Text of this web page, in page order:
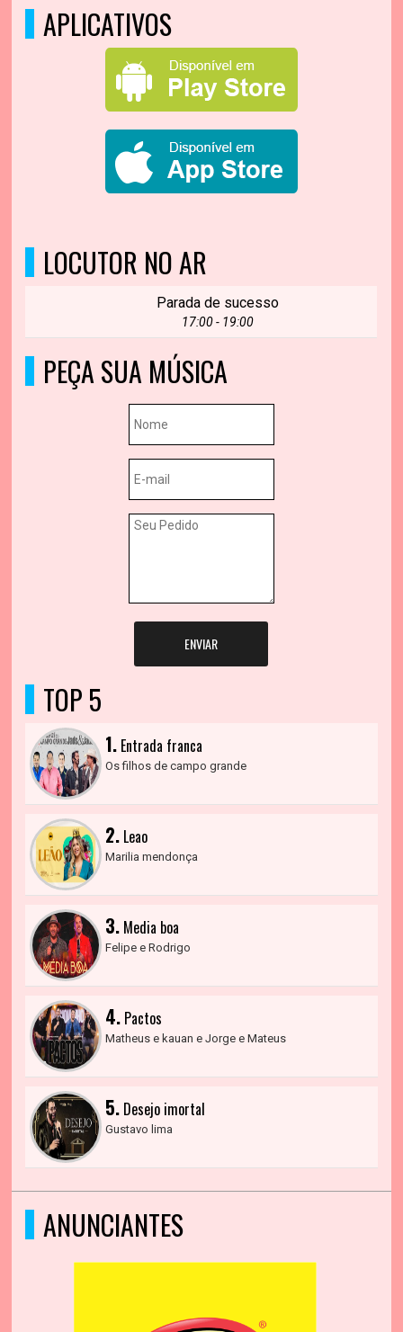
APLICATIVOS
LOCUTOR NO AR
Parada de sucesso
17:00 - 19:00
PEÇA SUA MÚSICA
ENVIAR
TOP 5
1. Entrada franca
Os filhos de campo grande
2. Leao
Marilia mendonça
3. Media boa
Felipe e Rodrigo
4. Pactos
Matheus e kauan e Jorge e Mateus
5. Desejo imortal
Gustavo lima
ANUNCIANTES